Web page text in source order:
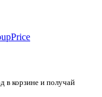
в корзине и получай